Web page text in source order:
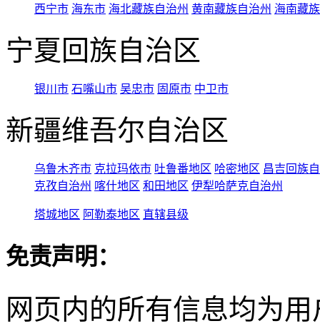
西宁市 海东市 海北藏族自治州 黄南藏族自治州 海南藏
宁夏回族自治区
银川市 石嘴山市 吴忠市 固原市 中卫市
新疆维吾尔自治区
乌鲁木齐市 克拉玛依市 吐鲁番地区 哈密地区 昌吉回族
克孜自治州 喀什地区 和田地区 伊犁哈萨克自治州
塔城地区 阿勒泰地区 直辖县级
免责声明：
网页内的所有信息均为